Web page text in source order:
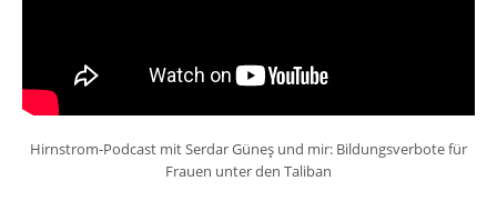
Hirnstrom-Podcast mit Serdar Güneş und mir: Bildungsverbote für
Frauen unter den Taliban